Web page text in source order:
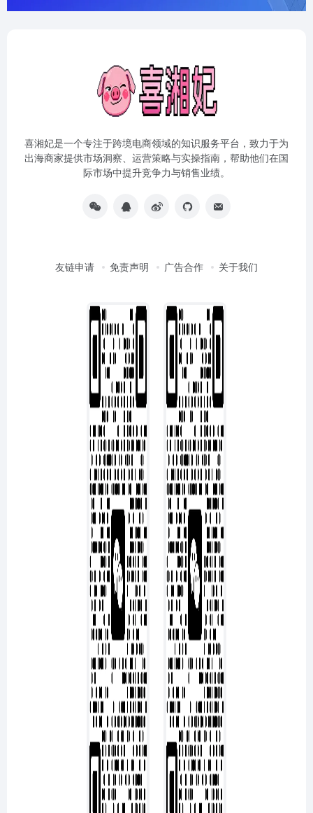
喜湘妃是一个专注于跨境电商领域的知识服务平台，致力于为
出海商家提供市场洞察、运营策略与实操指南，帮助他们在国
际市场中提升竞争力与销售业绩。
友链申请 免责声明 广告合作 关于我们